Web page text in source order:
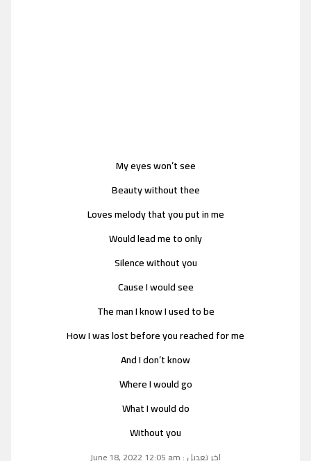
My eyes won’t see
Beauty without thee
Loves melody that you put in me
Would lead me to only
Silence without you
Cause I would see
The man I know I used to be
How I was lost before you reached for me
And I don’t know
Where I would go
What I would do
Without you
اخر تعديل : June 18, 2022 12:05 am